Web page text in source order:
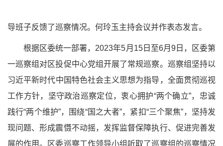
导班子反馈了巡察情况。何玲玉主持会议并作表态发言。
根据区委统一部署，2023年5月15日至6月9日，区委第
一巡察组对区投促中心党组开展了常规巡察。巡察组坚持以
习近平新时代中国特色社会主义思想为指导，全面贯彻巡视
工作方针，坚守政治巡察定位，衷心拥护“两个确立”，忠诚
践行“两个维护”，围绕“国之大者”，紧扣“三个聚焦”，坚持发
现问题、形成震慑不动摇，发挥监督保障执行、促进完善发
展的作用。区委巡察工作领导小组听取了巡察组的巡察情况